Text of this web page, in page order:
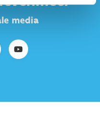
media